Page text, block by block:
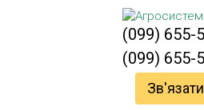
(099) 655-
(099) 655-